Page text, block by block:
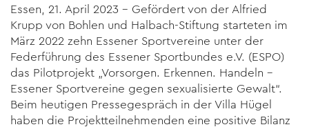
Essen, 21. April 2023 – Gefördert von der Alfried
Krupp von Bohlen und Halbach-Stiftung starteten im
März 2022 zehn Essener Sportvereine unter der
Federführung des Essener Sportbundes e.V. (ESPO)
das Pilotprojekt „Vorsorgen. Erkennen. Handeln –
Essener Sportvereine gegen sexualisierte Gewalt“.
Beim heutigen Pressegespräch in der Villa Hügel
haben die Projektteilnehmenden eine positive Bilanz